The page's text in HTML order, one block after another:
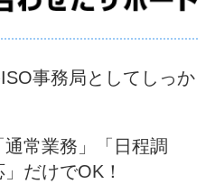
事務局としてしっか
常業務」「日程調
だけでOK！